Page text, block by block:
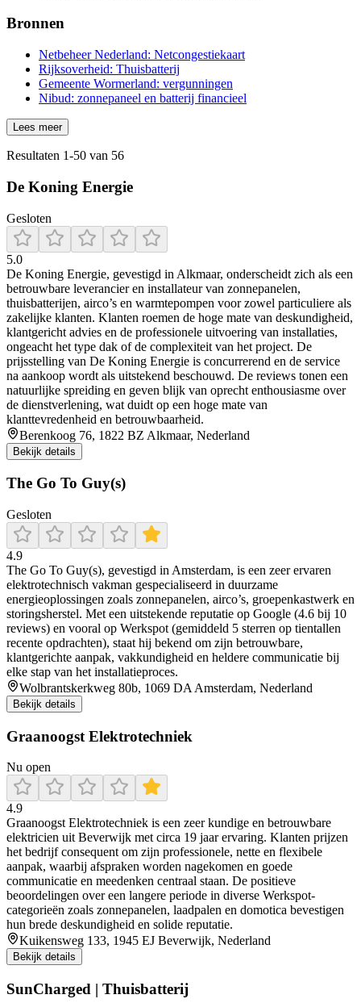
Bronnen
Netbeheer Nederland: Netcongestiekaart
Rijksoverheid: Thuisbatterij
Gemeente Wormerland: vergunningen
Nibud: zonnepaneel en batterij financieel
Lees meer
Resultaten 1-50 van 56
De Koning Energie
Gesloten
5.0
De Koning Energie, gevestigd in Alkmaar, onderscheidt zich als een
betrouwbare leverancier en installateur van zonnepanelen,
thuisbatterijen, airco’s en warmtepompen voor zowel particuliere als
zakelijke klanten. Klanten roemen de hoge mate van deskundigheid,
klantgericht advies en de professionele uitvoering van installaties,
ongeacht het type dak of de complexiteit van het project. De
prijsstelling van De Koning Energie is concurrerend en de service
na aankoop wordt als uitstekend beschouwd. De reviews tonen een
natuurlijke spreiding en geven blijk van oprecht enthousiasme over
de dienstverlening, wat duidt op een hoge mate van
klanttevredenheid en betrouwbaarheid.
Berenkoog 76, 1822 BZ Alkmaar, Nederland
Bekijk details
The Go To Guy(s)
Gesloten
4.9
The Go To Guy(s), gevestigd in Amsterdam, is een zeer ervaren
elektrotechnisch vakman gespecialiseerd in duurzame
energieoplossingen zoals zonnepanelen, airco’s, groepenkastwerk en
storingsherstel. Met een uitstekende reputatie op Google (4.6 bij 10
reviews) en vooral op Werkspot (gemiddeld 5 sterren op tientallen
recente opdrachten), staat hij bekend om zijn betrouwbare,
klantgerichte aanpak, vakkundigheid en heldere communicatie bij
elke stap van het installatieproces.
Wolbrantskerkweg 80b, 1069 DA Amsterdam, Nederland
Bekijk details
Graanoogst Elektrotechniek
Nu open
4.9
Graanoogst Elektrotechniek is een zeer kundige en betrouwbare
elektricien uit Beverwijk met circa 19 jaar ervaring. Klanten prijzen
het bedrijf consequent om zijn professionele, nette en flexibele
aanpak, waarbij afspraken worden nagekomen en goede
communicatie en meedenken centraal staan. De positieve
beoordelingen over een langere periode in diverse Werkspot-
categorieën zoals zonnepanelen, laadpalen en domotica bevestigen
hun brede deskundigheid en solide reputatie.
Kuikensweg 133, 1945 EJ Beverwijk, Nederland
Bekijk details
SunCharged | Thuisbatterij